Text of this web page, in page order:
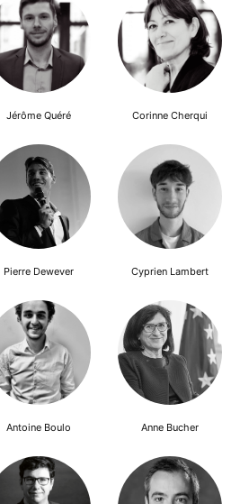
Jérôme Quéré Corinne Cherqui
Pierre Dewever Cyprien Lambert
Antoine Boulo Anne Bucher